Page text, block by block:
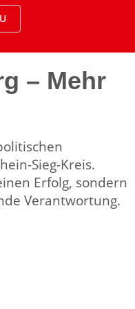
– Mehr
Sieg-Kreis.
Erfolg, sondern
Verantwortung.